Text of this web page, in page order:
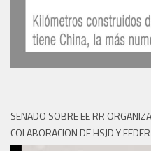
SENADO SOBRE EE RR
COLABORACION DE HSJD Y